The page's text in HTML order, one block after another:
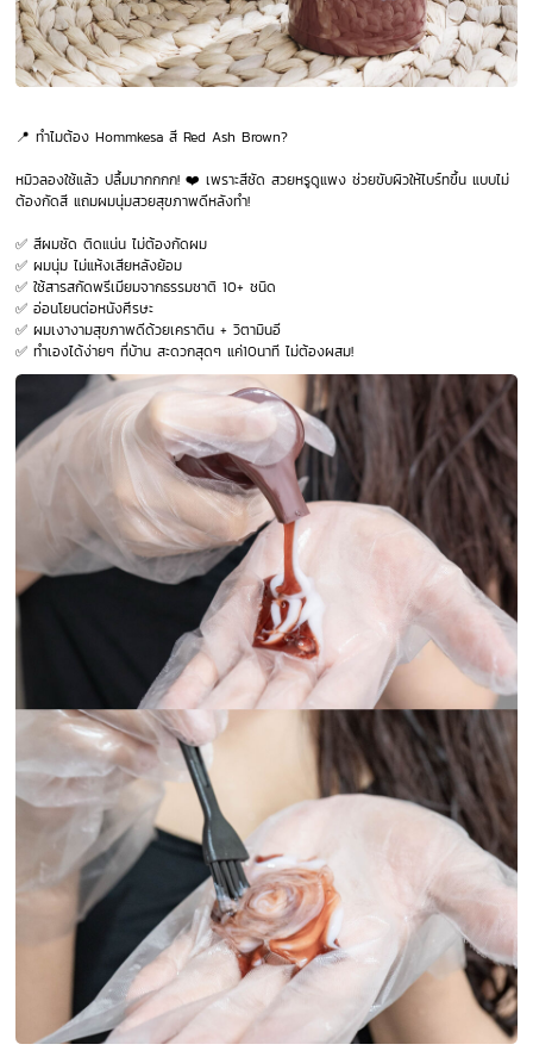
📍 ทำไมต้อง Hommkesa สี Red Ash Brown?
หมิวลองใช้แล้ว ปลื้มมากกกก! ❤️ เพราะสีชัด สวยหรูดูแพง ช่วยขับผิวให้ไบร์ทขึ้น แบบไม่
ต้องกัดสี แถมผมนุ่มสวยสุขภาพดีหลังทำ!
✅ สีผมชัด ติดแน่น ไม่ต้องกัดผม
✅ ผมนุ่ม ไม่แห้งเสียหลังย้อม
✅ ใช้สารสกัดพรีเมียมจากธรรมชาติ 10+ ชนิด
✅ อ่อนโยนต่อหนังศีรษะ
✅ ผมเงางามสุขภาพดีด้วยเคราติน + วิตามินอี
✅ ทำเองได้ง่ายๆ ที่บ้าน สะดวกสุดๆ แค่10นาที ไม่ต้องผสม!